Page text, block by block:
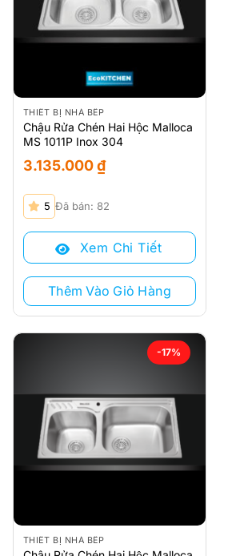
THIẾT BỊ NHÀ BẾP
Chậu Rửa Chén Hai Hộc Malloca
MS 1011P Inox 304
3.135.000₫
5 Đã bán: 82
Xem Chi Tiết
Thêm Vào Giỏ Hàng
-17%
THIẾT BỊ NHÀ BẾP